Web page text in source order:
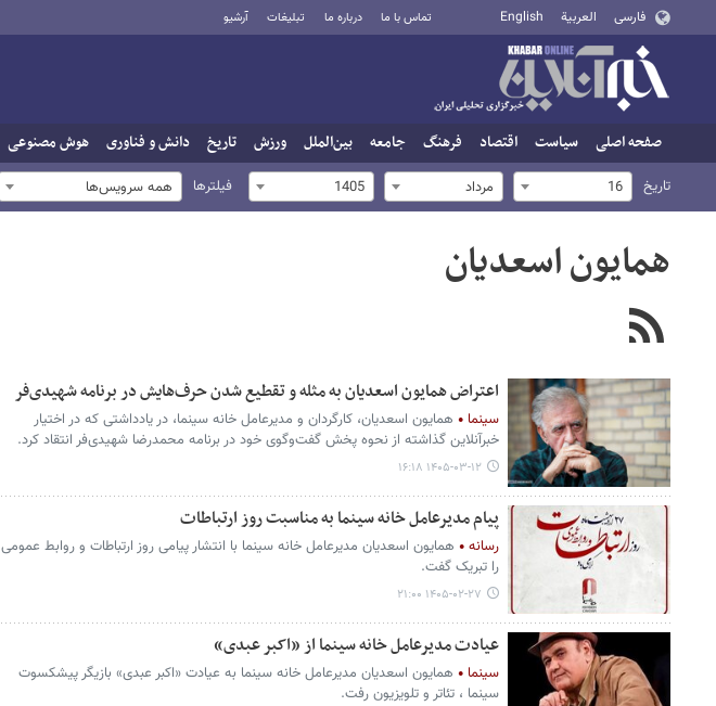
فارسی العربية English تماس با ما درباره ما تبلیغات آرشیو
صفحه اصلی سیاست اقتصاد فرهنگ جامعه بین‌الملل ورزش تاریخ دانش و فناوری هوش مصنوعی
تاریخ 16 مرداد 1405 فیلترها همه سرویس‌ها
همایون اسعدیان
اعتراض همایون اسعدیان به مثله و تقطیع شدن حرف‌هایش در برنامه شهیدی‌فر
سینما
همایون اسعدیان، کارگردان و مدیرعامل خانه سینما، در یادداشتی که در اختیار
خبرآنلاین گذاشته از نحوه پخش گفت‌وگوی خود در برنامه محمدرضا شهیدی‌فر انتقاد کرد.
۱۴۰۵-۰۳-۱۲ ۱۶:۱۸
پیام مدیرعامل خانه سینما به مناسبت روز ارتباطات
رسانه
همایون اسعدیان مدیرعامل خانه سینما با انتشار پیامی روز ارتباطات و روابط عمومی
را تبریک گفت.
۱۴۰۵-۰۲-۲۷ ۲۱:۰۰
عیادت مدیرعامل خانه سینما از «اکبر عبدی»
سینما
همایون اسعدیان مدیرعامل خانه سینما به عیادت «اکبر عبدی» بازیگر پیشکسوت
سینما ، تئاتر و تلویزیون رفت.